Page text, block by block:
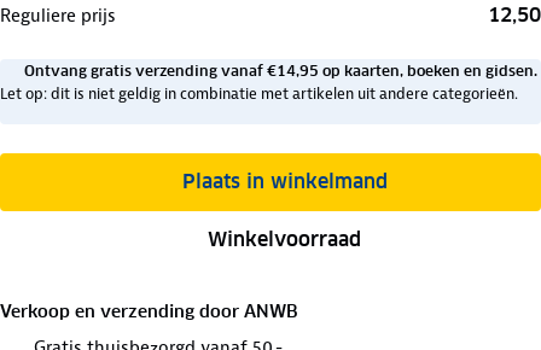
Reguliere prijs 12,50
Ontvang gratis verzending vanaf €14,95 op kaarten, boeken en gidsen.
Let op: dit is niet geldig in combinatie met artikelen uit andere categorieën.
Plaats in winkelmand
Winkelvoorraad
Verkoop en verzending door ANWB